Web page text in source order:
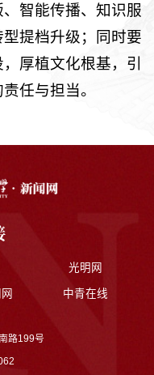
智能传播、知识服
提档升级；同时要
厚植文化根基，引
任与担当。
光明网
中青在线
路199号